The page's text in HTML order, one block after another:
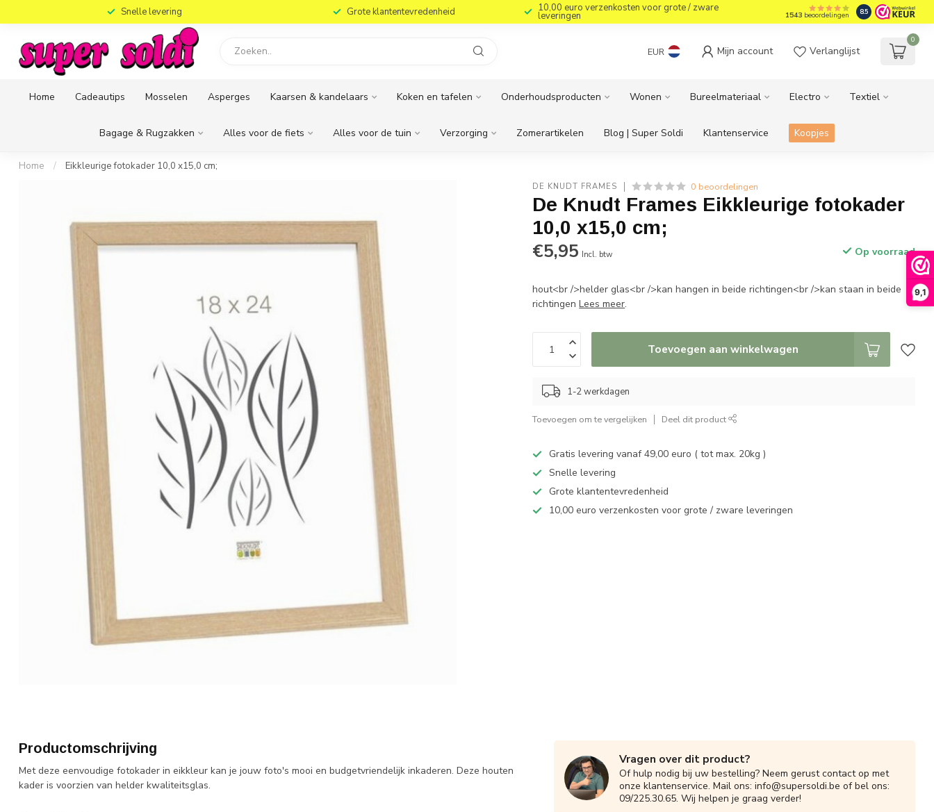
9,1
Snelle levering Grote klantentevredenheid 10,00 euro verzenkosten voor grote / zware
leveringen 1543beoordelingen 8.5
EUR Mijn account Verlanglijst
0
Home Cadeautips Mosselen Asperges Kaarsen & kandelaars Koken en tafelen Onderhoudsproducten Wonen Bureelmateriaal Electro Textiel
Bagage & Rugzakken Alles voor de fiets Alles voor de tuin Verzorging Zomerartikelen Blog | Super Soldi Klantenservice Koopjes
Home / Eikkleurige fotokader 10,0 x15,0 cm;
DE KNUDT FRAMES 0 beoordelingen
De Knudt Frames Eikkleurige fotokader
10,0 x15,0 cm;
€5,95 Incl. btw Op voorraad
hout<br />helder glas<br />kan hangen in beide richtingen<br />kan staan in beide
richtingenLees meer.
Toevoegen aan winkelwagen
1-2 werkdagen
Toevoegen om te vergelijken Deel dit product
Gratis levering vanaf 49,00 euro ( tot max. 20kg )
Snelle levering
Grote klantentevredenheid
10,00 euro verzenkosten voor grote / zware leveringen
Productomschrijving
Met deze eenvoudige fotokader in eikkleur kan je jouw foto's mooi en budgetvriendelijk inkaderen. Deze houten
kader is voorzien van helder kwaliteitsglas.
Vragen over dit product?
Of hulp nodig bij uw bestelling? Neem gerust contact op met
onze klantenservice. Mail ons: info@supersoldi.be of bel ons:
09/225.30.65. Wij helpen je graag verder!